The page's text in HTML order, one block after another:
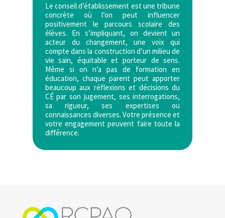
Le conseil d’établissement est une tribune
concrète où l’on peut influencer
positivement le parcoursscolaire des
élèves. En s’impliquant, on devient un
acteur du changement, une voix qui
compte dans la construction d’un milieu de
vie sain, équitable et porteur de sens.
Même si on n’a pas de formation en
éducation, chaque parent peut apporter
beaucoup aux réflexions et décisions du
CÉ par son jugement, ses interrogations,
sa rigueur, ses expertises ou
connaissances diverses. Votre présence et
votre engagement peuvent faire toute la
diﬀérence.